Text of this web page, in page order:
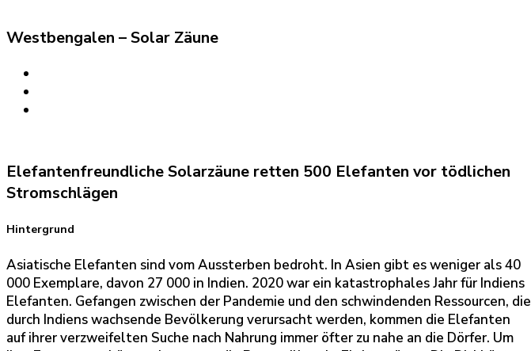
Westbengalen – Solar Zäune
Elefantenfreundliche Solarzäune retten 500 Elefanten vor tödlichen
Stromschlägen
Hintergrund
Asiatische Elefanten sind vom Aussterben bedroht. In Asien gibt es weniger als 40
000 Exemplare, davon 27 000 in Indien. 2020 war ein katastrophales Jahr für Indiens
Elefanten. Gefangen zwischen der Pandemie und den schwindenden Ressourcen, die
durch Indiens wachsende Bevölkerung verursacht werden, kommen die Elefanten
auf ihrer verzweifelten Suche nach Nahrung immer öfter zu nahe an die Dörfer. Um